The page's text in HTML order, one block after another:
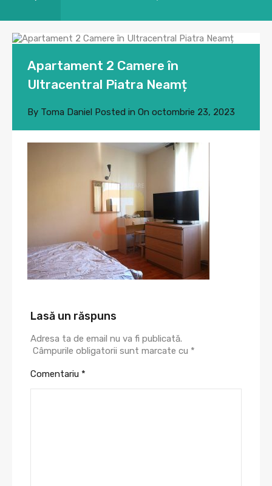
Apartament 2 Camere în
Ultracentral Piatra Neamț
By Toma Daniel Posted in On octombrie 23, 2023
Lasă un răspuns
Adresa ta de email nu va fi publicată.
Câmpurile obligatorii sunt marcate cu *
Comentariu *